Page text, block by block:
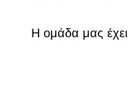
Η ομάδα μας